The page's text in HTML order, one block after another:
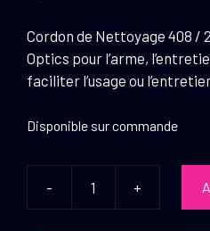
Cordon de Nettoyage 408 /
Optics pour l’arme,
faciliter l’usage ou
Disponible sur commande
- +